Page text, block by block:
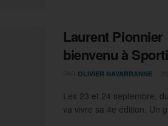
Laurent Pionnier
bienvenu à
OLIVIER NAVARRANNE
Les 23 et 24 septembre,
va vivre sa 4e édition. Un